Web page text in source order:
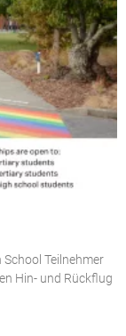
Teilnehmer
Hin- und Rückflug